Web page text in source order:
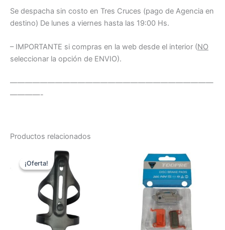
Se despacha sin costo en Tres Cruces (pago de Agencia en
destino) De lunes a viernes hasta las 19:00 Hs.
– IMPORTANTE si compras en la web desde el interior (NO
seleccionar la opción de ENVIO).
———————————————————————————
————-
Productos relacionados
¡Oferta!
¡Oferta!
precio
original
era:
$ 51,00.
El
precio
actual
es:
$ 47,00.